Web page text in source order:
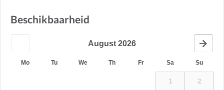
Beschikbaarheid
August 2026
Mo Tu We Th Fr Sa Su
1 2